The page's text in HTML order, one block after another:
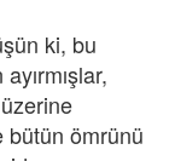
ki, bu
bütün ömrünü